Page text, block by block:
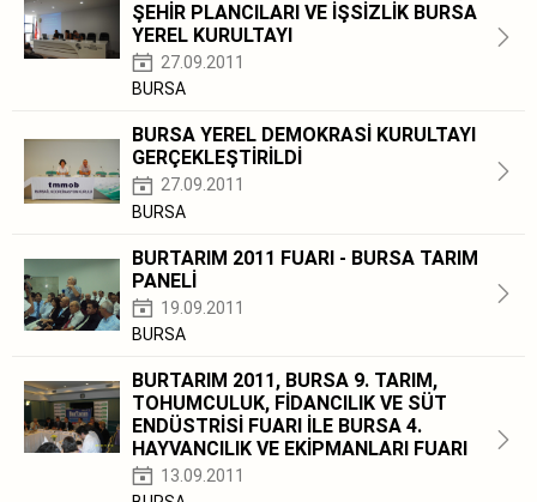
ŞEHİR PLANCILARI VE İŞSİZLİK BURSA
YEREL KURULTAYI
27.09.2011
BURSA
BURSA YEREL DEMOKRASİ KURULTAYI
GERÇEKLEŞTİRİLDİ
27.09.2011
BURSA
BURTARIM 2011 FUARI - BURSA TARIM
PANELİ
19.09.2011
BURSA
BURTARIM 2011, BURSA 9. TARIM,
TOHUMCULUK, FİDANCILIK VE SÜT
ENDÜSTRİSİ FUARI İLE BURSA 4.
HAYVANCILIK VE EKİPMANLARI FUARI
13.09.2011